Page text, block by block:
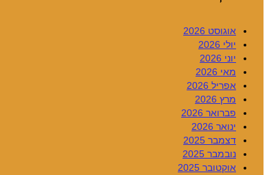
אוגוסט 2026
יולי 2026
יוני 2026
מאי 2026
אפריל 2026
מרץ 2026
פברואר 2026
ינואר 2026
דצמבר 2025
נובמבר 2025
אוקטובר 2025